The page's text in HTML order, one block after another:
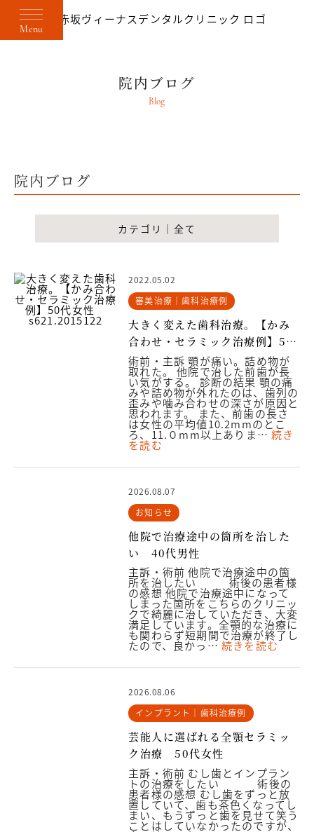
Menu
院内ブログ
Blog
院内ブログ
カテゴリ｜全て
2022.05.02
審美治療｜歯科治療例
大きく変えた歯科治療。【かみ
合わせ・セラミック治療例】50
代女性 s621.2015122
術前・主訴 顎が痛い。詰め物が
取れた。 他院で治した前歯が長
い気がする。 診断の結果 顎の痛
みや詰め物が外れたのは、歯列の
歪みや噛み合わせの深さが原因と
思われます。 また、前歯の長さ
は女性の平均値10.2mmのとこ
ろ、11.０mm以上ありま…続き
を読む
2026.08.07
お知らせ
他院で治療途中の箇所を治した
い 40代男性
主訴・術前 他院で治療途中の箇
所を治したい 術後の患者様
の感想 他院で治療途中になって
しまった箇所をこちらのクリニッ
クで綺麗に治していただき、大変
満足しています。全顎的な治療に
も関わらず短期間で治療が終了し
たので、良かっ…続きを読む
2026.08.06
インプラント｜歯科治療例
芸能人に選ばれる全顎セラミッ
ク治療 50代女性
主訴・術前 むし歯とインプラン
トの治療をしたい 術後の
患者様の感想 むし歯をずっと放
置していて、歯も茶色くなってし
まい、もうずっと歯を見せて笑う
ことはしていなかったのですが、